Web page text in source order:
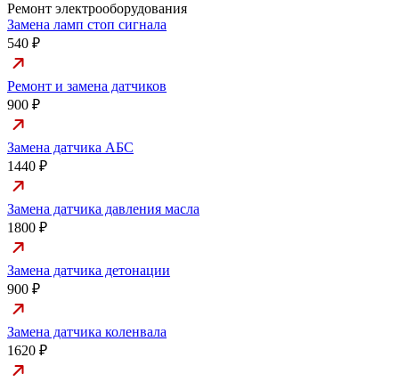
Ремонт электрооборудования
Замена ламп стоп сигнала
540 ₽
Ремонт и замена датчиков
900 ₽
Замена датчика АБС
1440 ₽
Замена датчика давления масла
1800 ₽
Замена датчика детонации
900 ₽
Замена датчика коленвала
1620 ₽